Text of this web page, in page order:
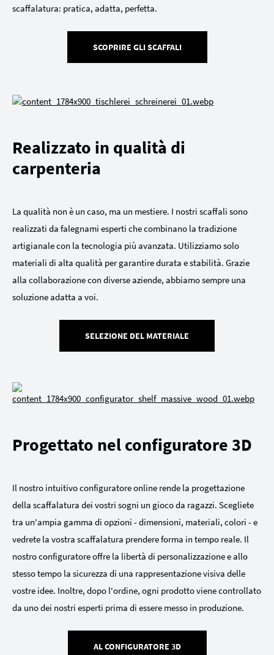
scaffalatura: pratica, adatta, perfetta.
SCOPRIRE GLI SCAFFALI
Realizzato in qualità di
carpenteria
La qualità non è un caso, ma un mestiere. I nostri scaffali sono
realizzati da falegnami esperti che combinano la tradizione
artigianale con la tecnologia più avanzata. Utilizziamo solo
materiali di alta qualità per garantire durata e stabilità. Grazie
alla collaborazione con diverse aziende, abbiamo sempre una
soluzione adatta a voi.
SELEZIONE DEL MATERIALE
Progettato nel configuratore 3D
Il nostro intuitivo configuratore online rende la progettazione
della scaffalatura dei vostri sogni un gioco da ragazzi. Scegliete
tra un'ampia gamma di opzioni - dimensioni, materiali, colori - e
vedrete la vostra scaffalatura prendere forma in tempo reale. Il
nostro configuratore offre la libertà di personalizzazione e allo
stesso tempo la sicurezza di una rappresentazione visiva delle
vostre idee. Inoltre, dopo l'ordine, ogni prodotto viene controllato
da uno dei nostri esperti prima di essere messo in produzione.
AL CONFIGURATORE 3D